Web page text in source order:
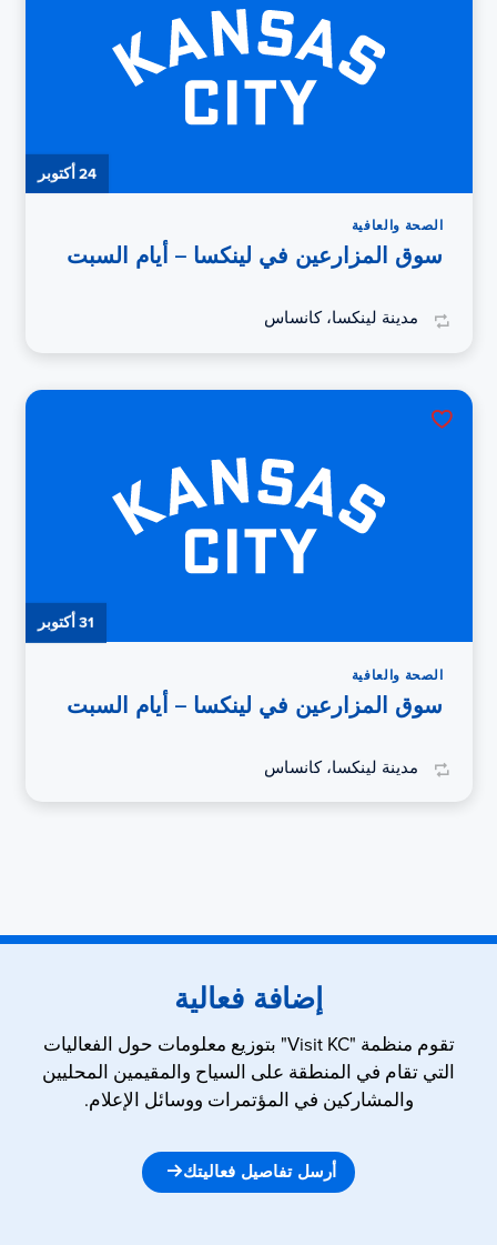
24 أكتوبر
الصحة والعافية
سوق المزارعين في لينكسا – أيام السبت
مدينة لينكسا، كانساس
31 أكتوبر
الصحة والعافية
سوق المزارعين في لينكسا – أيام السبت
مدينة لينكسا، كانساس
إضافة فعالية
تقوم منظمة "Visit KC" بتوزيع معلومات حول الفعاليات
التي تقام في المنطقة على السياح والمقيمين المحليين
والمشاركين في المؤتمرات ووسائل الإعلام.
أرسل تفاصيل فعاليتك